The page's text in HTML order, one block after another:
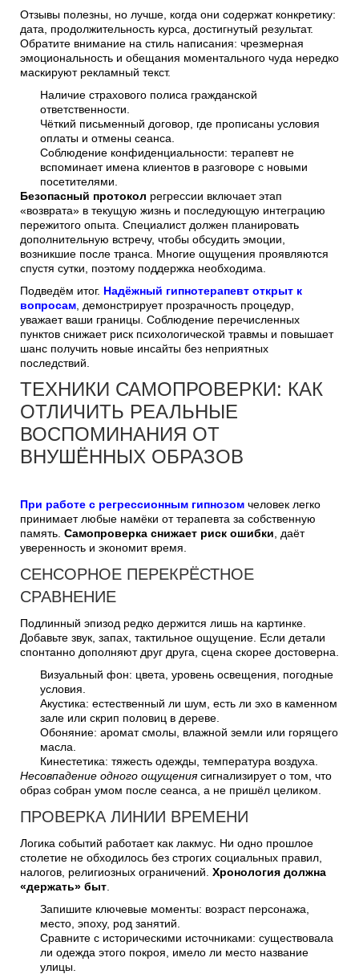
Отзывы полезны, но лучше, когда они содержат конкретику:
дата, продолжительность курса, достигнутый результат.
Обратите внимание на стиль написания: чрезмерная
эмоциональность и обещания моментального чуда нередко
маскируют рекламный текст.
Наличие страхового полиса гражданской
ответственности.
Чёткий письменный договор, где прописаны условия
оплаты и отмены сеанса.
Соблюдение конфиденциальности: терапевт не
вспоминает имена клиентов в разговоре с новыми
посетителями.
Безопасный протокол регрессии включает этап
«возврата» в текущую жизнь и последующую интеграцию
пережитого опыта. Специалист должен планировать
дополнительную встречу, чтобы обсудить эмоции,
возникшие после транса. Многие ощущения проявляются
спустя сутки, поэтому поддержка необходима.
Подведём итог. Надёжный гипнотерапевт открыт к
вопросам , демонстрирует прозрачность процедур,
уважает ваши границы. Соблюдение перечисленных
пунктов снижает риск психологической травмы и повышает
шанс получить новые инсайты без неприятных
последствий.
ТЕХНИКИ САМОПРОВЕРКИ: КАК
ОТЛИЧИТЬ РЕАЛЬНЫЕ
ВОСПОМИНАНИЯ ОТ
ВНУШЁННЫХ ОБРАЗОВ
При работе с регрессионным гипнозом человек легко
принимает любые намёки от терапевта за собственную
память. Самопроверка снижает риск ошибки , даёт
уверенность и экономит время.
СЕНСОРНОЕ ПЕРЕКРЁСТНОЕ
СРАВНЕНИЕ
Подлинный эпизод редко держится лишь на картинке.
Добавьте звук, запах, тактильное ощущение. Если детали
спонтанно дополняют друг друга, сцена скорее достоверна.
Визуальный фон: цвета, уровень освещения, погодные
условия.
Акустика: естественный ли шум, есть ли эхо в каменном
зале или скрип половиц в дереве.
Обоняние: аромат смолы, влажной земли или горящего
масла.
Кинестетика: тяжесть одежды, температура воздуха.
Несовпадение одного ощущениясигнализирует о том, что
образ собран умом после сеанса, а не пришёл целиком.
ПРОВЕРКА ЛИНИИ ВРЕМЕНИ
Логика событий работает как лакмус. Ни одно прошлое
столетие не обходилось без строгих социальных правил,
налогов, религиозных ограничений. Хронология должна
«держать» быт
Запишите ключевые моменты: возраст персонажа,
место, эпоху, род занятий.
Сравните с историческими источниками: существовала
ли одежда этого покроя, имело ли место название
улицы.